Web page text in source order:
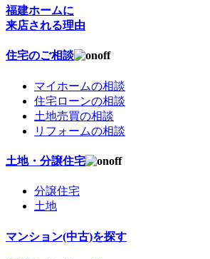
福建ホームに
来店される理由
住宅のご相談
マイホームの相談
住宅ローンの相談
土地売買の相談
リフォームの相談
土地・分譲住宅
分譲住宅
土地
マンション(中古)を探す